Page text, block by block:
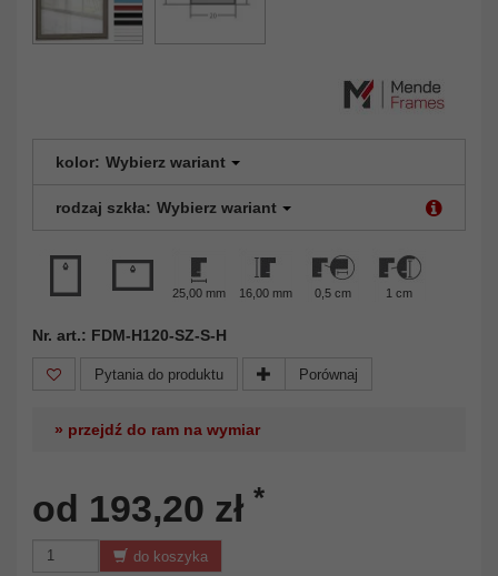
kolor: Wybierz wariant
rodzaj szkła: Wybierz wariant
25,00 mm 16,00 mm 0,5 cm 1 cm
Nr. art.: FDM-H120-SZ-S-H
Pytania do produktu Porównaj
» przejdź do ram na wymiar
od 193,20 zł *
do koszyka